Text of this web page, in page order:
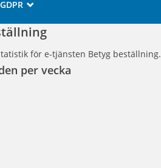
GDPR _
för e-tjänsten Betyg beställning.
per vecka